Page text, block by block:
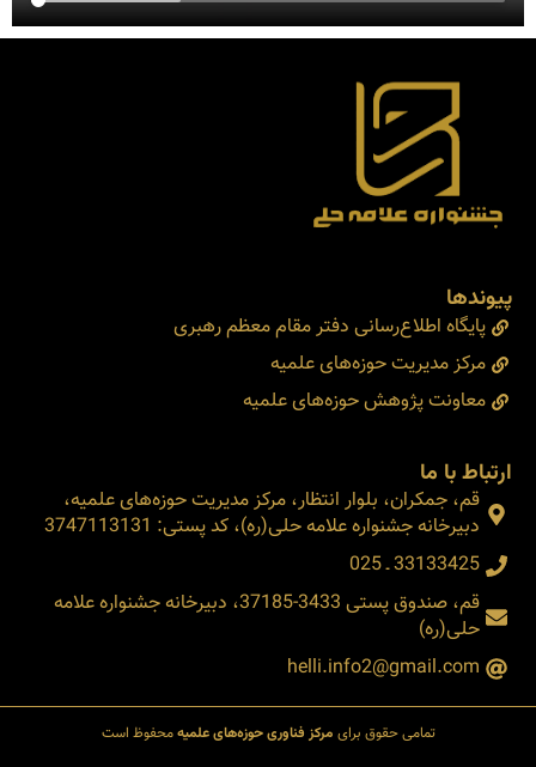
پیوندها
پایگاه اطلاع‌رسانی دفتر مقام معظم رهبری
مرکز مدیریت حوزه‌های علمیه
معاونت پژوهش حوزه‌های علمیه
ارتباط با ما
قم، جمکران، بلوار انتظار، مرکز مدیریت حوزه‌های علمیه،
دبیرخانه جشنواره علامه حلی(ره)، کد پستی: 3747113131
33133425 ـ 025
قم، صندوق پستی 3433-37185، دبیرخانه جشنواره علامه
حلی(ره)
helli.info2@gmail.com
تمامی حقوق برایمرکز فناوری حوزه‌های علمیهمحفوظ است